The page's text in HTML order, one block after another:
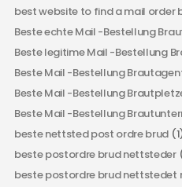
best website to find a mail order
Beste echte Mail -Bestellung
Beste legitime Mail -Bestellung
Beste Mail -Bestellung
Beste Mail -Bestellung
Beste Mail -Bestellung
beste nettsted post ordre brud
beste postordre brud nettsteder
beste postordre brud nettstedet